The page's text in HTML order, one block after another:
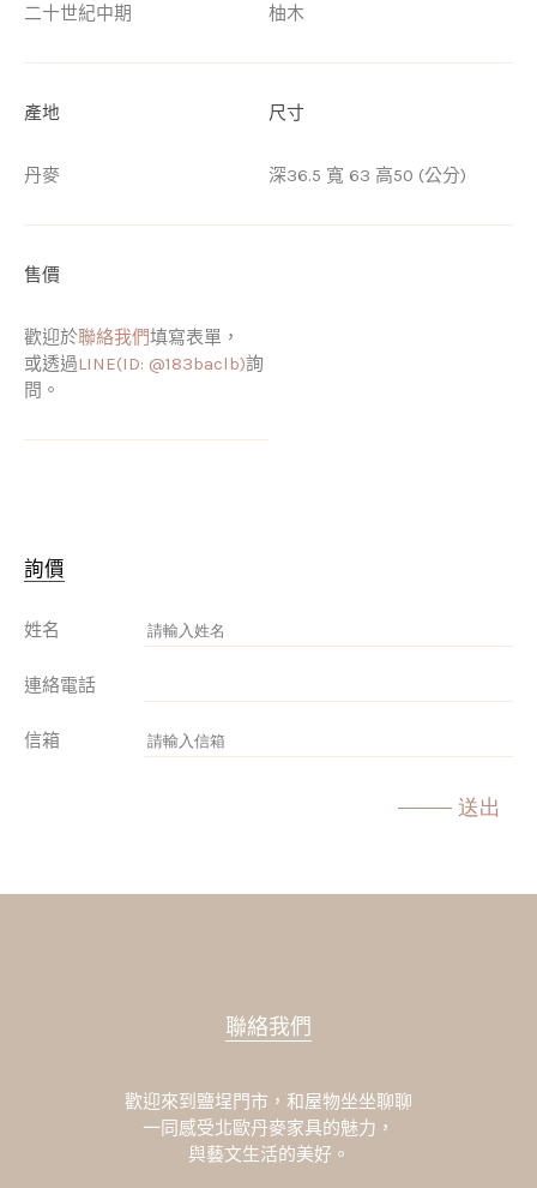
二十世紀中期 柚木
產地
丹麥
尺寸
深36.5 寬 63 高50 (公分)
售價
歡迎於聯絡我們填寫表單，
或透過LINE(ID: @183baclb)詢
問。
詢價
姓名
連絡電話
信箱
送出
聯絡我們
歡迎來到鹽埕門市，和屋物坐坐聊聊
一同感受北歐丹麥家具的魅力，
與藝文生活的美好。